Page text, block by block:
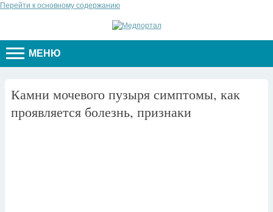
Перейти к основному содержанию
МЕНЮ
Камни мочевого пузыря симптомы, как
проявляется болезнь, признаки